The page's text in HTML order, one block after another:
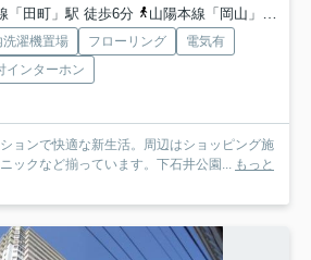
「田町」駅 徒歩6分
山陽本線「岡山」駅 徒歩12分
洗濯機置場 フローリング
電気有
インターホン
ョンで快適な新生活。周辺はショッピング施
ックなど揃っています。下石井公園... もっと